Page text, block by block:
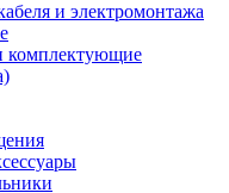
и электромонтажа
комплектующие